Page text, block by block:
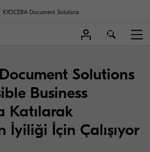
KYOCERA Document Solutions
Solutions
Business
Katılarak
İyiliği İçin Çalışıyor